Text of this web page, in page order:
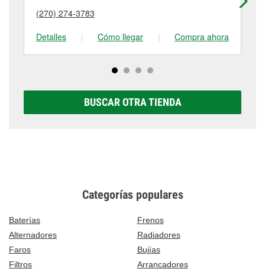
detalles, contáctanos al
en 271 W Gl Smith St, Morgantown, KY.
tienda #6713 para obtener más información.
(270) 274-3783
Detalles
| Cómo llegar | Compra ahora
BUSCAR OTRA TIENDA
Categorías populares
Baterías
Frenos
Alternadores
Radiadores
Faros
Bujías
Filtros
Arrancadores